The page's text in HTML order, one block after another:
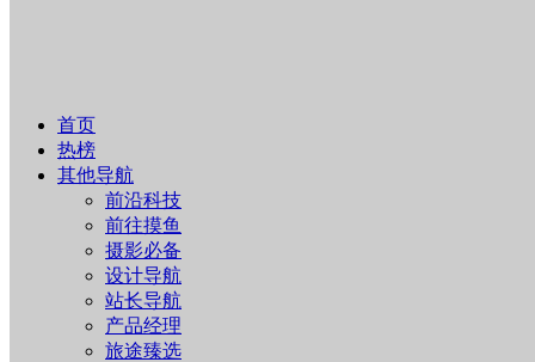
首页
热榜
其他导航
前沿科技
前往摸鱼
摄影必备
设计导航
站长导航
产品经理
旅途臻选